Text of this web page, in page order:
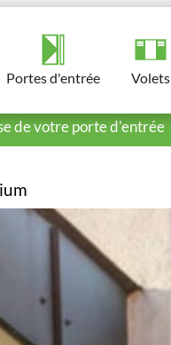
Portes d'entrée​ Volets​
de votre porte d'entrée